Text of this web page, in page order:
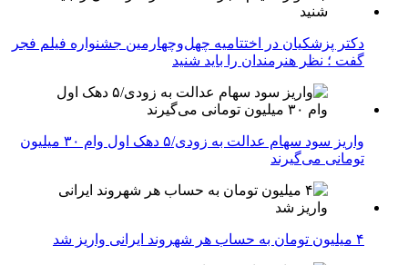
دکتر پزشکیان در اختتامیه چهل‌وچهارمین جشنواره فیلم فجر
گفت ؛ نظر هنرمندان را باید شنید
واریز سود سهام عدالت به زودی/۵ دهک اول وام ۳۰ میلیون
تومانی می‌گیرند
۴ میلیون تومان به حساب هر شهروند ایرانی واریز شد